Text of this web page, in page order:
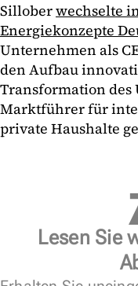
Silloberwechselte
Energiekonzepte
Unternehmen als
den Aufbau
Transformation
Marktführer für
private Haushalte
Lesen Sie